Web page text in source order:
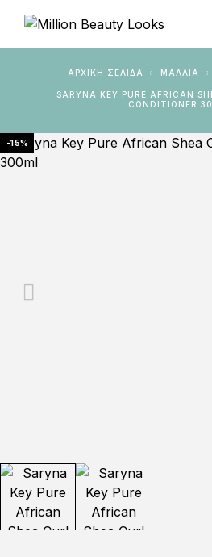
ΑΡΧΙΚΉ ΣΕΛΊΔΑ ΜΑΛΛΙΑ
SARYNA KEY PURE AFRICAN SHEA CURL CONTROL
CONDITIONER
-15%